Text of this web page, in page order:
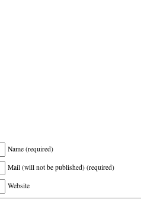
Name (required)
Mail (will not be published) (required)
Website